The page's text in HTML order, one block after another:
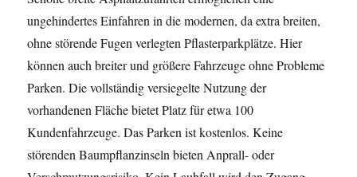
ungehindertes Einfahren in die modernen, da extra breiten,
ohne störende Fugen verlegten Pflasterparkplätze. Hier
können auch breiter und größere Fahrzeuge ohne Probleme
Parken. Die vollständig versiegelte Nutzung der
vorhandenen Fläche bietet Platz für etwa 100
Kundenfahrzeuge. Das Parken ist kostenlos. Keine
störenden Baumpflanzinseln bieten Anprall- oder